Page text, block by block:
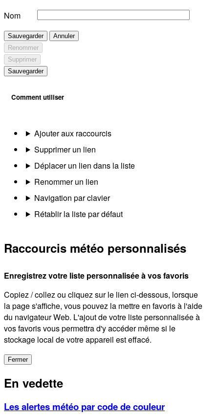
Nom
Sauvegarder
Annuler
Renommer
Supprimer
Sauvegarder
Comment utiliser
Ajouter aux raccourcis
Supprimer un lien
Déplacer un lien dans la liste
Renommer un lien
Navigation par clavier
Rétablir la liste par défaut
Raccourcis météo personnalisés
Enregistrez votre liste personnalisée à vos favoris
Copiez / collez ou cliquez sur le lien ci-dessous, lorsque
la page s'affiche, vous pouvez la mettre en favoris à l'aide
du navigateur Web. L'ajout de votre liste personnalisée à
vos favoris vous permettra d'y accéder même si le
stockage local de votre appareil est effacé.
Fermer
En vedette
Les alertes météo par code de couleur